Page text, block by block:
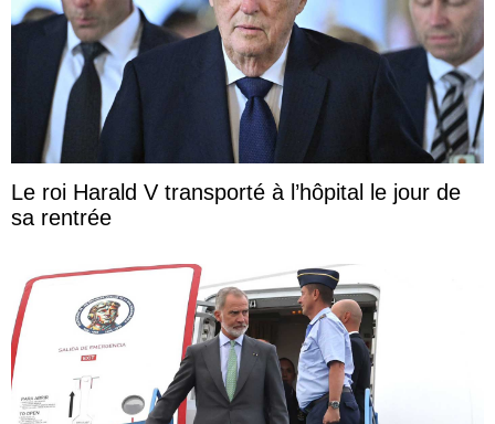
Le roi Harald V transporté à l’hôpital le jour de
sa rentrée